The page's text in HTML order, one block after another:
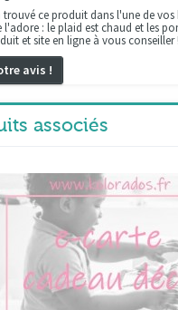
ce produit dans l'une de
l'adore : le plaid est chaud et les
et site en ligne à vous conseiller !
avis !
associés